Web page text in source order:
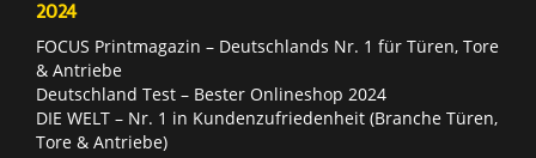
2024
FOCUS Printmagazin – Deutschlands Nr. 1 für Türen, Tore
& Antriebe
Deutschland Test – Bester Onlineshop 2024
DIE WELT – Nr. 1 in Kundenzufriedenheit (Branche Türen,
Tore & Antriebe)